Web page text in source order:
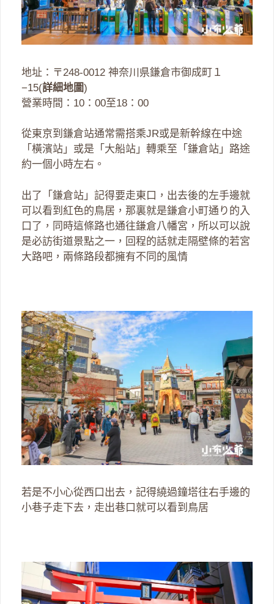
地址：〒248-0012 神奈川県鎌倉市御成町１
−15(詳細地圖)
營業時間：10：00至18：00
從東京到鎌倉站通常需搭乘JR或是新幹線在中途
「橫濱站」或是「大船站」轉乘至「鎌倉站」路途
約一個小時左右。
出了「鎌倉站」記得要走東口，出去後的左手邊就
可以看到紅色的鳥居，那裏就是鎌倉小町通り的入
口了，同時這條路也通往鎌倉八幡宮，所以可以說
是必訪街道景點之一，回程的話就走隔壁條的若宮
大路吧，兩條路段都擁有不同的風情
若是不小心從西口出去，記得繞過鐘塔往右手邊的
小巷子走下去，走出巷口就可以看到鳥居